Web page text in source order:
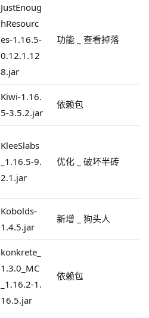
JustEnoug
hResourc
es-1.16.5-
0.12.1.12
8.jar
功能 _ 查看掉落
Kiwi-1.16.
5-3.5.2.jar
依赖包
KleeSlabs
_1.16.5-9.
2.1.jar
优化 _ 破坏半砖
Kobolds-
1.4.5.jar
新增 _ 狗头人
konkrete_
1.3.0_MC
_1.16.2-1.
16.5.jar
依赖包